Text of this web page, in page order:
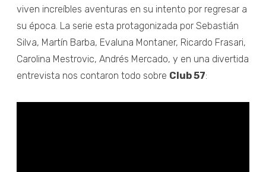
viven increíbles aventuras en su intento por regresar a
su época. La serie esta protagonizada por Sebastián
Silva, Martín Barba, Evaluna Montaner, Ricardo Frasari,
Carolina Mestrovic, Andrés Mercado, y en una divertida
entrevista nos contaron todo sobre Club 57: